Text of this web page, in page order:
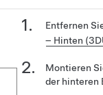
Entfernen
– Hinten
Montieren
der hinteren